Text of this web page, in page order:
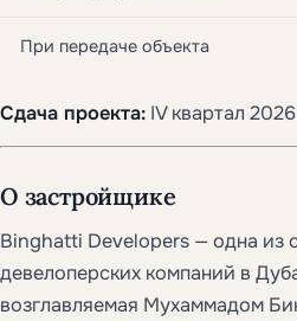
При передаче объекта
Сдача проекта: IV квартал
О застройщике
Binghatti Developers — одна из
девелоперских компаний в
возглавляемая Мухаммадом